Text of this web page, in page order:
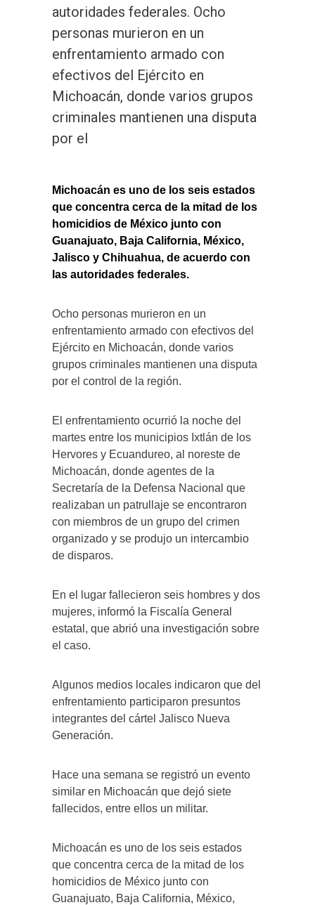
autoridades federales. Ocho
personas murieron en un
enfrentamiento armado con
efectivos del Ejército en
Michoacán, donde varios grupos
criminales mantienen una disputa
por el
Michoacán es uno de los seis estados
que concentra cerca de la mitad de los
homicidios de México junto con
Guanajuato, Baja California, México,
Jalisco y Chihuahua, de acuerdo con
las autoridades federales.
Ocho personas murieron en un
enfrentamiento armado con efectivos del
Ejército en Michoacán, donde varios
grupos criminales mantienen una disputa
por el control de la región.
El enfrentamiento ocurrió la noche del
martes entre los municipios Ixtlán de los
Hervores y Ecuandureo, al noreste de
Michoacán, donde agentes de la
Secretaría de la Defensa Nacional que
realizaban un patrullaje se encontraron
con miembros de un grupo del crimen
organizado y se produjo un intercambio
de disparos.
En el lugar fallecieron seis hombres y dos
mujeres, informó la Fiscalía General
estatal, que abrió una investigación sobre
el caso.
Algunos medios locales indicaron que del
enfrentamiento participaron presuntos
integrantes del cártel Jalisco Nueva
Generación.
Hace una semana se registró un evento
similar en Michoacán que dejó siete
fallecidos, entre ellos un militar.
Michoacán es uno de los seis estados
que concentra cerca de la mitad de los
homicidios de México junto con
Guanajuato, Baja California, México,